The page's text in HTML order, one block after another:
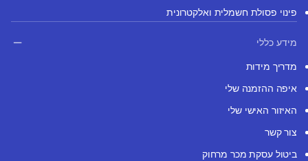
פינוי פסולת חשמלית ואלקטרונית
מידע כללי
מדריך מידות
איפה ההזמנה שלי
האיזור האישי שלי
צור קשר
ביטול עסקת מכר מרחוק